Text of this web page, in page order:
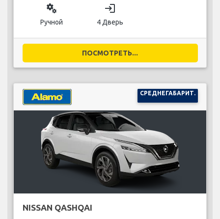
miscellaneous_services
Ручной
login
4 Дверь
ПОСМОТРЕТЬ...
СРЕДНЕГАБАРИТ.
NISSAN QASHQAI